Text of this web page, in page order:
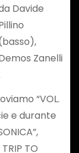
Davide
Zanelli
“VOL.
e durante
TO